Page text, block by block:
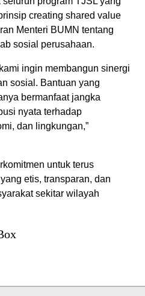
creating shared value
Menteri BUMN tentang
sosial perusahaan.
ingin membangun sinergi
sosial. Bantuan yang
bermanfaat jangka
nyata terhadap
dan lingkungan,”
untuk terus
etis, transparan, dan
sekitar wilayah